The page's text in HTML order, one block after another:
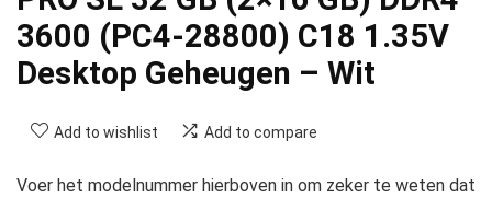
3600 (PC4-28800) C18 1.35V
Desktop Geheugen – Wit
Add to wishlist Add to compare
Voer het modelnummer hierboven in om zeker te weten dat